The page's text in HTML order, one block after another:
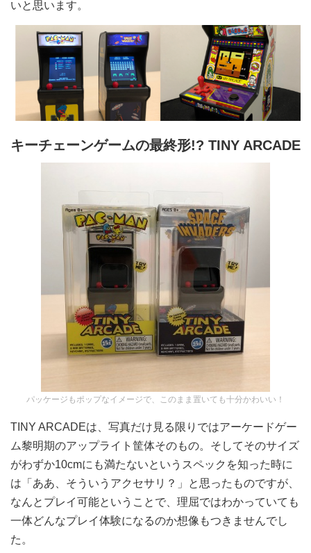
いと思います。
キーチェーンゲームの最終形!? TINY ARCADE
パッケージもポップなイメージで、このまま置いても十分かわいい！
TINY ARCADEは、写真だけ見る限りではアーケードゲー
ム黎明期のアップライト筐体そのもの。そしてそのサイズ
がわずか10cmにも満たないというスペックを知った時に
は「ああ、そういうアクセサリ？」と思ったものですが、
なんとプレイ可能ということで、理屈ではわかっていても
一体どんなプレイ体験になるのか想像もつきませんでし
た。